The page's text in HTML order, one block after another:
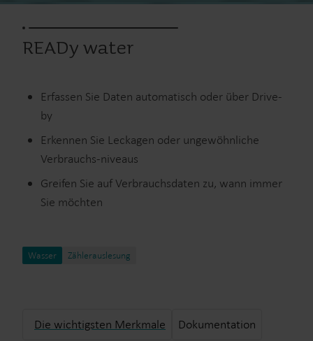
READy water
Erfassen Sie Daten automatisch oder über Drive-
by
Erkennen Sie Leckagen oder ungewöhnliche
Verbrauchs-niveaus
Greifen Sie auf Verbrauchsdaten zu, wann immer
Sie möchten
Wasser Zählerauslesung
Die wichtigsten Merkmale Dokumentation